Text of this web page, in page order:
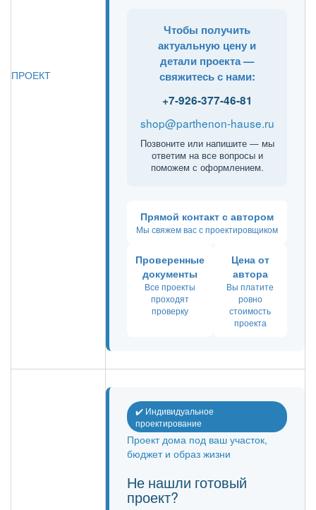
ПРОЕКТ
Чтобы получить
актуальную цену и
детали проекта —
свяжитесь с нами:
+7-926-377-46-81
shop@parthenon-hause.ru
Позвоните или напишите — мы
ответим на все вопросы и
поможем с оформлением.
Прямой контакт с автором
Мы свяжем вас с проектировщиком
Проверенные
документы
Все проекты
проходят
проверку
Цена от
автора
Вы платите
ровно
стоимость
проекта
✔️ Индивидуальное
проектирование
Проект дома под ваш участок,
бюджет и образ жизни
Не нашли готовый
проект?